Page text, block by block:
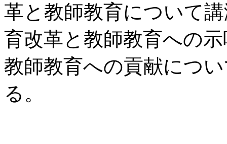
革と教師教育について
育改革と教師教育への
教師教育への貢献につ
る。